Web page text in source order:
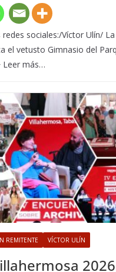
sociales:/Víctor Ulín/
el vetusto Gimnasio del
Leer más…
REMITENTE VÍCTOR ULÍN